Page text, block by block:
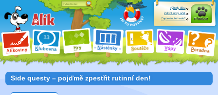
Alíkoviny Klubovna Hry Nástěnky Soutěže Vtipy Poradna
Výhody účtu
Založit nový účet
Zapomenuté heslo?
Přihlásit
Side questy – pojďmě zpestřit rutinní den!